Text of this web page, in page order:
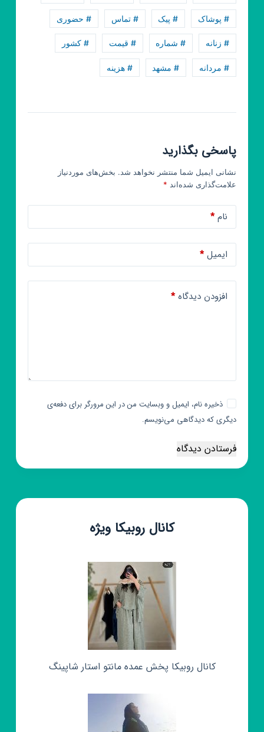
# پوشاک # پیک # تماس # حضوری
# زنانه # شماره # قیمت # کشور
# مردانه # مشهد # هزینه
پاسخی بگذارید
نشانی ایمیل شما منتشر نخواهد شد. بخش‌های موردنیاز
علامت‌گذاری شده‌اند *
نام*
ایمیل*
افزودن دیدگاه*
ذخیره نام، ایمیل و وبسایت من در این مرورگر برای دفعه‌ی
دیگری که دیدگاهی می‌نویسم.
فرستادن دیدگاه
کانال روبیکا ویژه
کانال روبیکا پخش عمده مانتو استار شاپینگ